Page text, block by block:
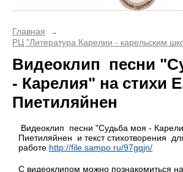
Главная →
РЦ "Литература Карелии - карельским
Видеоклип песни
- Карелия" на стихи
Пиетиляйнен
Видеоклип песни "Судьба моя -
Пиетиляйнен и текст стихотворения
работе http://file.sampo.ru/97gqjn/
С видеоклипом можно познакомиться